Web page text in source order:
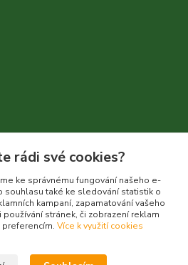
produktů (GPSR), Regulation (EU)
rádi své cookies?
ke správnému fungování našeho e-
souhlasu také ke sledování statistik o
kampaní, zapamatování vašeho
stránek, či zobrazení reklam
Více k využití cookies